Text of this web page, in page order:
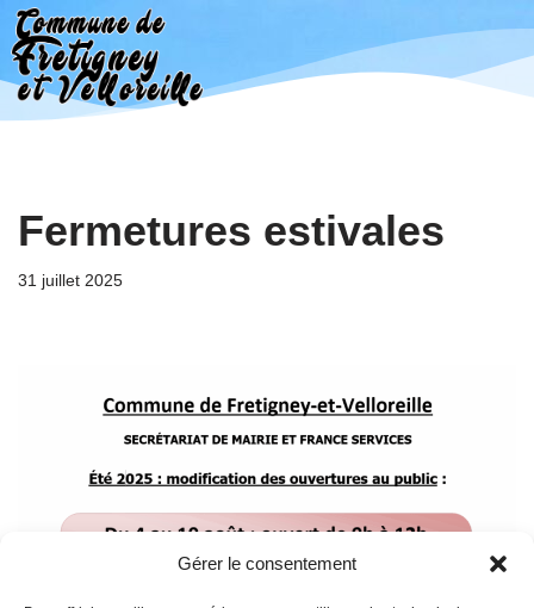
Gérer le consentement
Aller
au
contenu
Fermetures estivales
31 juillet 2025